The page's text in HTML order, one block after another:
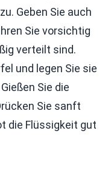
Geben Sie auch
Sie vorsichtig
verteilt sind.
und legen Sie sie
Sie die
Sie sanft
die Flüssigkeit gut